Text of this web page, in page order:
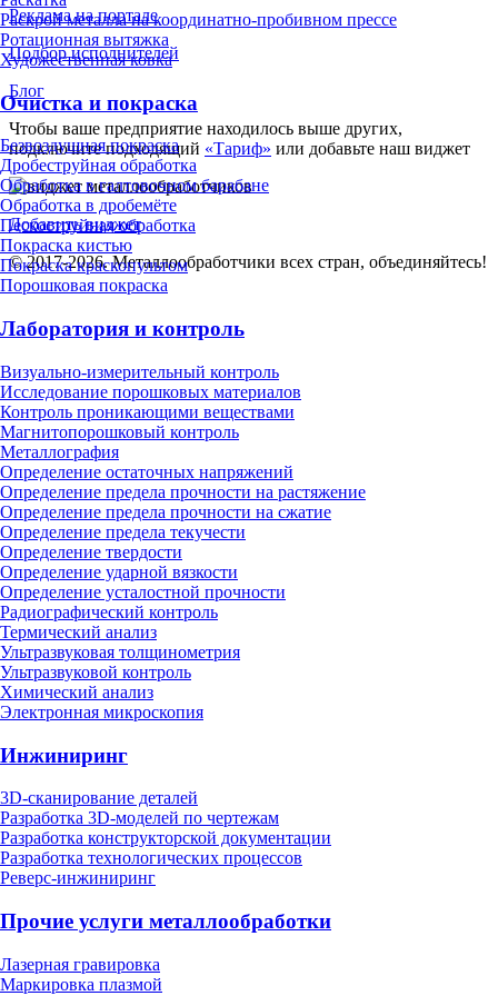
Раскрой металла на координатно-пробивном прессе
Ротационная вытяжка
Художественная ковка
Очистка и покраска
Безвоздушная покраска
Дробеструйная обработка
Обработка в галтовочном барабане
Обработка в дробемёте
Пескоструйная обработка
Покраска кистью
Покраска краскопультом
Порошковая покраска
Лаборатория и контроль
Визуально-измерительный контроль
Исследование порошковых материалов
Контроль проникающими веществами
Магнитопорошковый контроль
Металлография
Определение остаточных напряжений
Определение предела прочности на растяжение
Определение предела прочности на сжатие
Определение предела текучести
Определение твердости
Определение ударной вязкости
Определение усталостной прочности
Радиографический контроль
Термический анализ
Ультразвуковая толщинометрия
Ультразвуковой контроль
Химический анализ
Электронная микроскопия
Инжиниринг
3D-сканирование деталей
Разработка 3D-моделей по чертежам
Разработка конструкторской документации
Разработка технологических процессов
Реверс-инжиниринг
Прочие услуги металлообработки
Лазерная гравировка
Маркировка плазмой
Реклама на портале
Подбор исполнителей
Блог
Чтобы ваше предприятие находилось выше других,
подключите подходящий «Тариф» или добавьте наш виджет
Добавить виджет
© 2017-2026. Металлообработчики всех стран, объединяйтесь!